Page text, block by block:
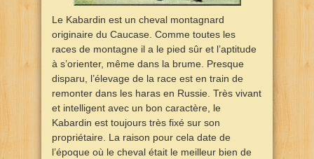
Le Kabardin est un cheval montagnard
originaire du Caucase. Comme toutes les
races de montagne il a le pied sûr et l’aptitude
à s’orienter, même dans la brume. Presque
disparu, l’élevage de la race est en train de
remonter dans les haras en Russie. Très vivant
et intelligent avec un bon caractère, le
Kabardin est toujours très fixé sur son
propriétaire. La raison pour cela date de
l’époque où le cheval était le meilleur bien de